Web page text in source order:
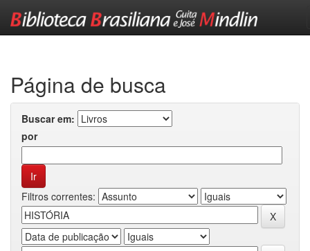
Página de busca
Buscar em:
por
Filtros correntes: